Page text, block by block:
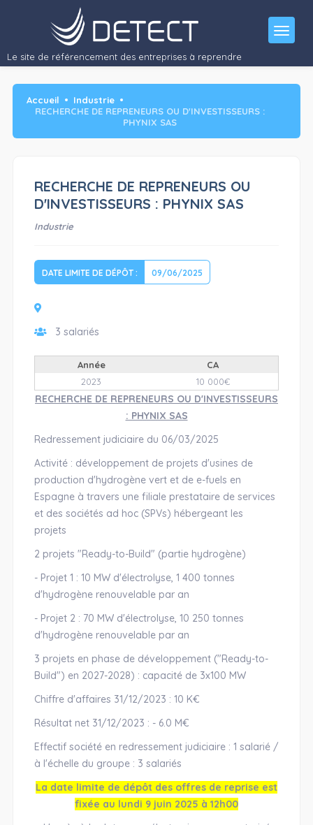
RECHERCHE DE REPRENEURS OU D'INVESTISSEURS : PHYNIX SAS
Redressement judiciaire du…"/>
Le site de référencement des entreprises à reprendre
Accueil
Industrie
RECHERCHE DE REPRENEURS OU D'INVESTISSEURS :
PHYNIX SAS
RECHERCHE DE REPRENEURS OU
D'INVESTISSEURS : PHYNIX SAS
Industrie
DATE LIMITE DE DÉPÔT : 09/06/2025
3 salariés
Année
CA
2023
10 000€
RECHERCHE DE REPRENEURS OU D'INVESTISSEURS
: PHYNIX SAS
Redressement judiciaire du 06/03/2025
Activité : développement de projets d'usines de
production d'hydrogène vert et de e-fuels en
Espagne à travers une filiale prestataire de services
et des sociétés ad hoc (SPVs) hébergeant les
projets
2 projets "Ready-to-Build" (partie hydrogène)
- Projet 1 : 10 MW d'électrolyse, 1 400 tonnes
d'hydrogène renouvelable par an
- Projet 2 : 70 MW d'électrolyse, 10 250 tonnes
d'hydrogène renouvelable par an
3 projets en phase de développement ("Ready-to-
Build") en 2027-2028) : capacité de 3x100 MW
Chiffre d'affaires 31/12/2023 : 10 K€
Résultat net 31/12/2023 : - 6.0 M€
Effectif société en redressement judiciaire : 1 salarié /
à l'échelle du groupe : 3 salariés
La date limite de dépôt des offres de reprise est
fixée au lundi 9 juin 2025 à 12h00